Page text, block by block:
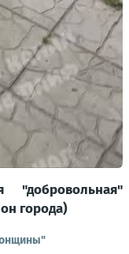
города)